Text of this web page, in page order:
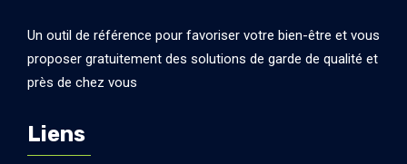
Un outil de référence pour favoriser votre bien-être et vous
proposer gratuitement des solutions de garde de qualité et
près de chez vous
Liens